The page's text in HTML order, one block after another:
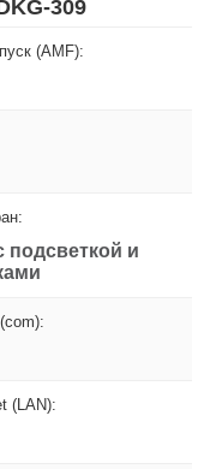
309
(AMF):
подсветкой и
(LAN):